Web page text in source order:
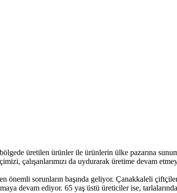
üretilen ürünler ile ürünlerin ülke pazarına
çalışanlarımızı da uydurarak üretime devam
önemli sorunların başında geliyor. Çanakkaleli
devam ediyor. 65 yaş üstü üreticiler ise,